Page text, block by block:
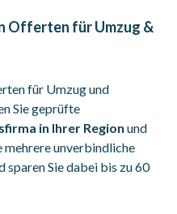
Offerten für Umzug &
für Umzug und
Sie geprüfte
in Ihrer Region und
mehrere unverbindliche
sparen Sie dabei bis zu60